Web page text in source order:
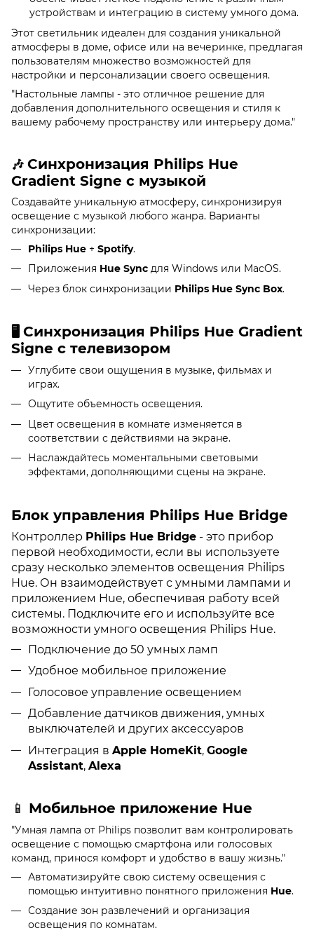
устройствам и интеграцию в систему умного дома.
Этот светильник идеален для создания уникальной
атмосферы в доме, офисе или на вечеринке, предлагая
пользователям множество возможностей для
настройки и персонализации своего освещения.
"Настольные лампы - это отличное решение для
добавления дополнительного освещения и стиля к
вашему рабочему пространству или интерьеру дома."
🎶 Синхронизация Philips Hue
Gradient Signe с музыкой
Создавайте уникальную атмосферу, синхронизируя
освещение с музыкой любого жанра. Варианты
синхронизации:
Philips Hue + Spotify.
Приложения Hue Sync для Windows или MacOS.
Через блок синхронизации Philips Hue Sync Box.
🖥 Синхронизация Philips Hue Gradient
Signe с телевизором
Углубите свои ощущения в музыке, фильмах и
играх.
Ощутите объемность освещения.
Цвет освещения в комнате изменяется в
соответствии с действиями на экране.
Наслаждайтесь моментальными световыми
эффектами, дополняющими сцены на экране.
Блок управления Philips Hue Bridge
Контроллер Philips Hue Bridge - это прибор
первой необходимости, если вы используете
сразу несколько элементов освещения Philips
Hue. Он взаимодействует с умными лампами и
приложением Hue, обеспечивая работу всей
системы. Подключите его и используйте все
возможности умного освещения Philips Hue.
Подключение до 50 умных ламп
Удобное мобильное приложение
Голосовое управление освещением
Добавление датчиков движения, умных
выключателей и других аксессуаров
Интеграция в Apple HomeKit, Google
Assistant, Alexa
📱 Мобильное приложение Hue
"Умная лампа от Philips позволит вам контролировать
освещение с помощью смартфона или голосовых
команд, принося комфорт и удобство в вашу жизнь."
Автоматизируйте свою систему освещения с
помощью интуитивно понятного приложения Hue.
Создание зон развлечений и организация
освещения по комнатам.